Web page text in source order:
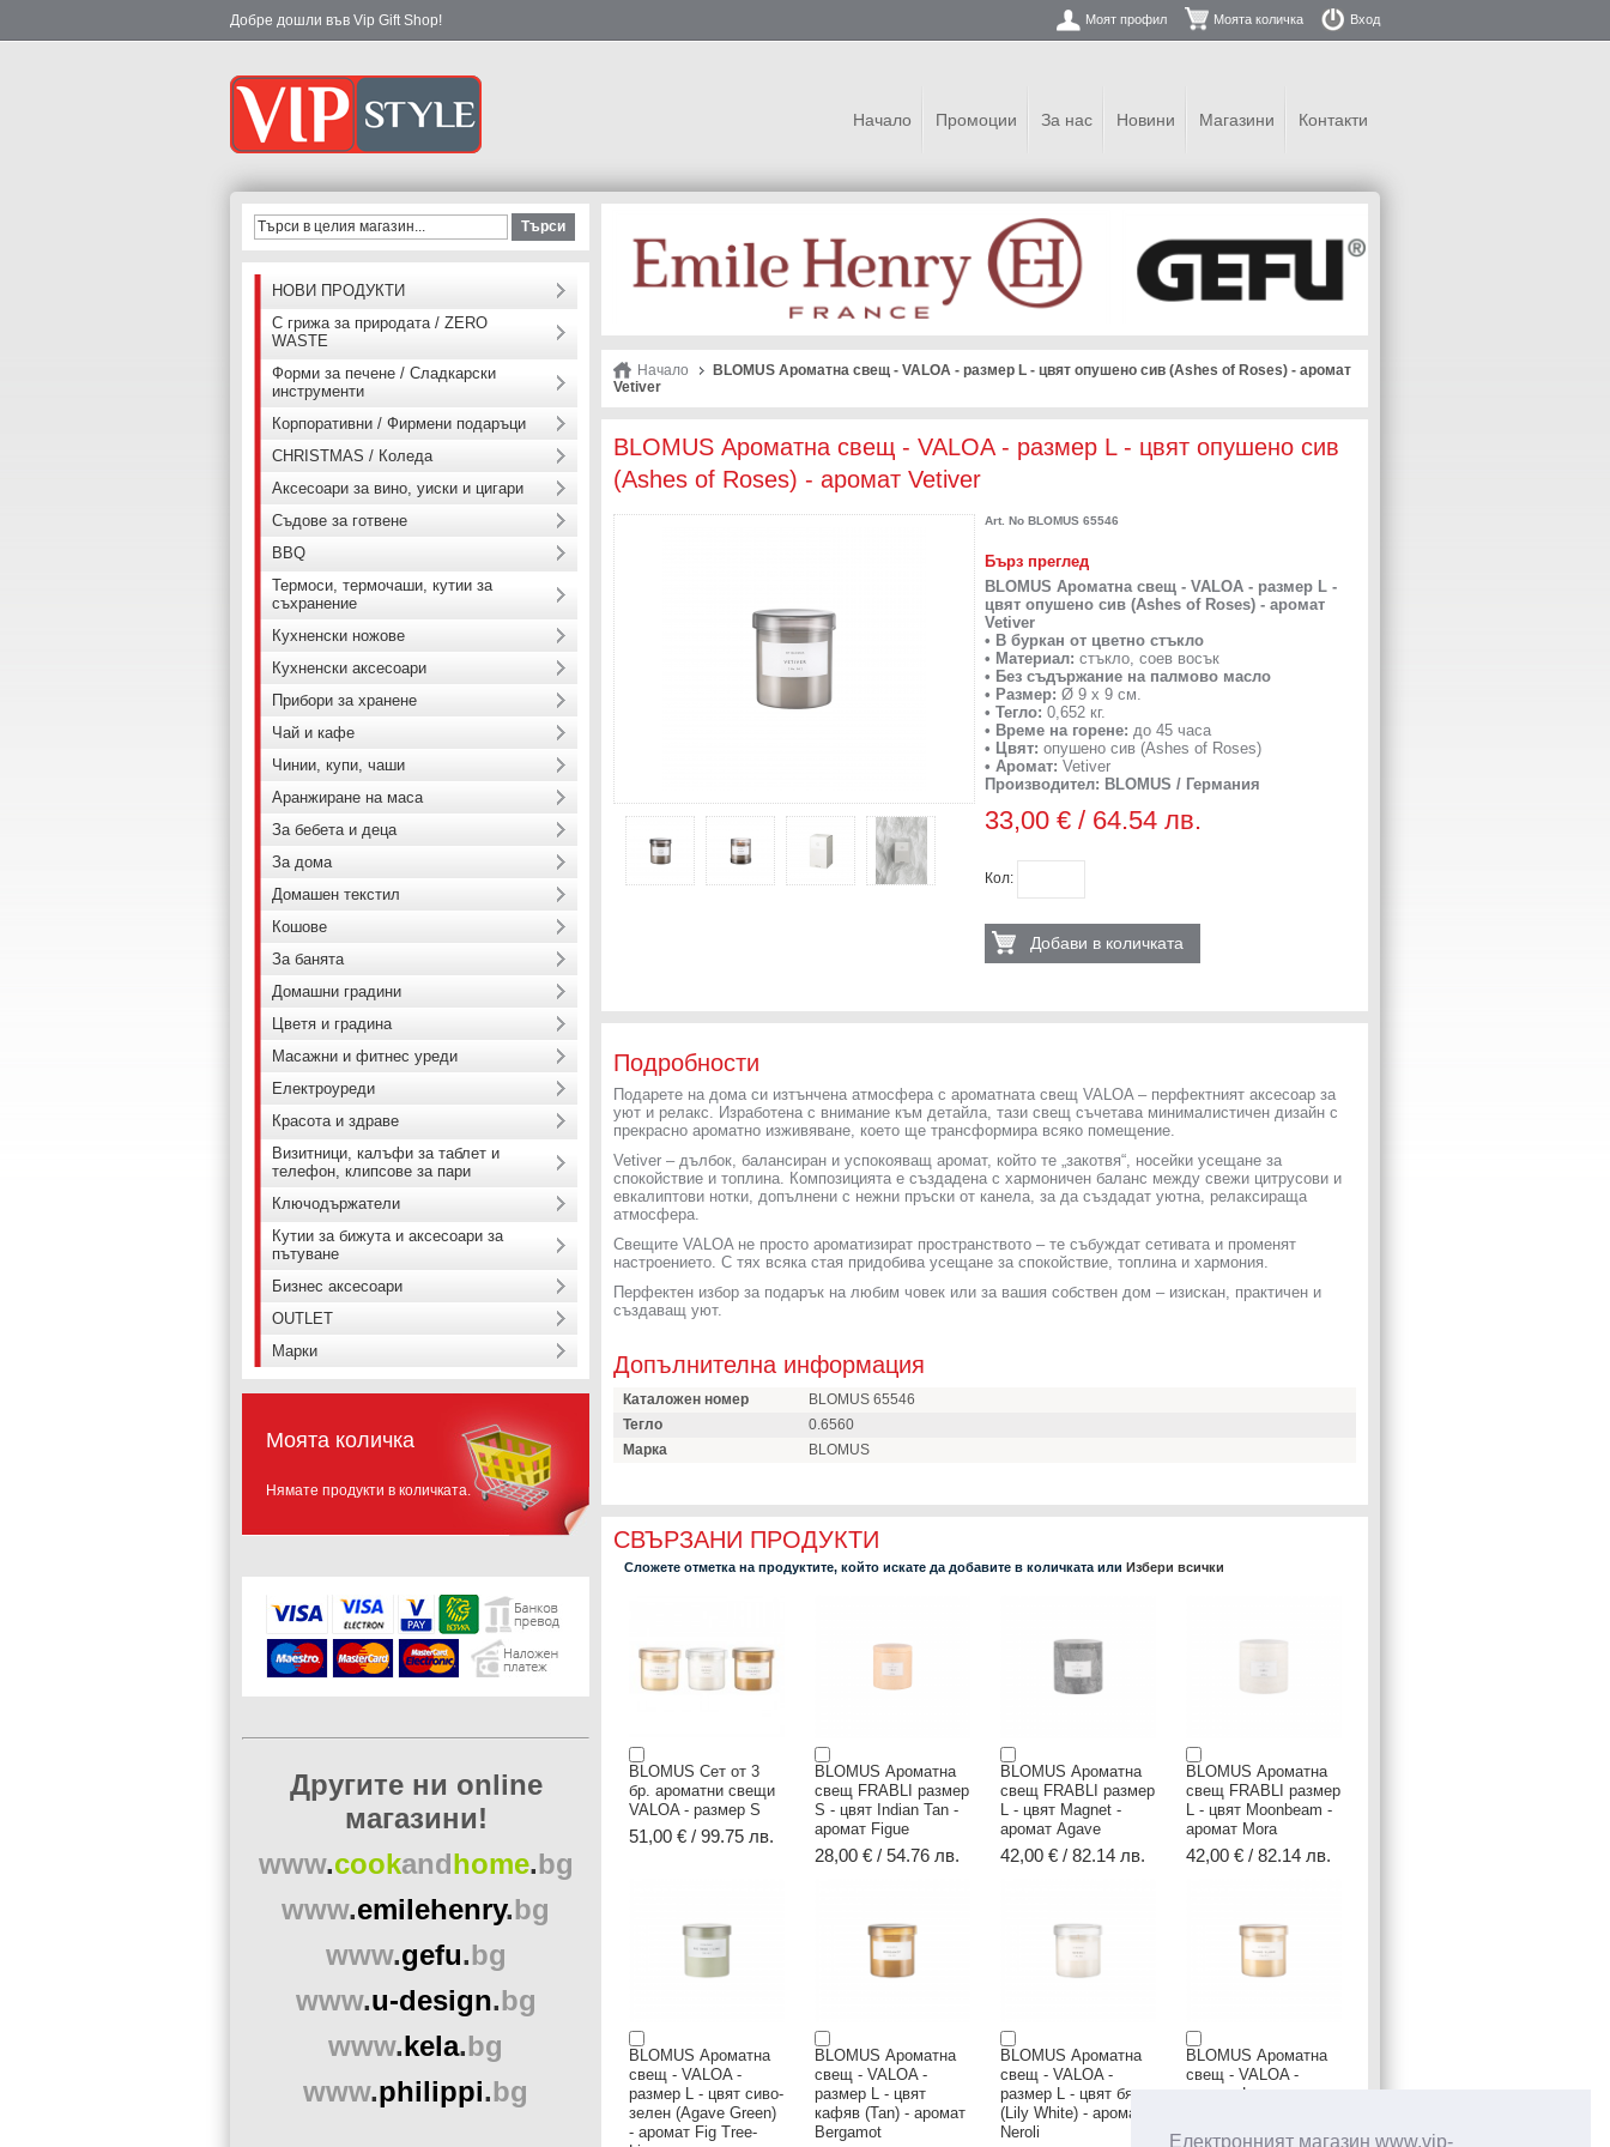
Електронният магазин www.vip-
Добре дошли във Vip Gift Shop! Моят профил Моята количка Вход
Начало Промоции За нас Новини Магазини Контакти
Начало
BLOMUS Ароматна свещ - VALOA - размер L - цвят опушено сив (Ashes of Roses) - аромат
Vetiver
BLOMUS Ароматна свещ - VALOA - размер L - цвят опушено сив
(Ashes of Roses) - аромат Vetiver
Art. No BLOMUS 65546
Бърз преглед
BLOMUS Ароматна свещ - VALOA - размер L -
цвят опушено сив (Ashes of Roses) - аромат
Vetiver
• В буркан от цветно стъкло
• Материал: стъкло, соев восък
• Без съдържание на палмово масло
• Размер: Ø 9 х 9 см.
• Тегло: 0,652 кг.
• Време на горене: до 45 часа
• Цвят: опушено сив (Ashes of Roses)
• Аромат: Vetiver
Производител: BLOMUS / Германия
33,00 € / 64.54 лв.
Кол:
Добави в количката
Подробности
Подарете на дома си изтънчена атмосфера с ароматната свещ VALOA – перфектният аксесоар за
уют и релакс. Изработена с внимание към детайла, тази свещ съчетава минималистичен дизайн с
прекрасно ароматно изживяване, което ще трансформира всяко помещение.
Vetiver – дълбок, балансиран и успокояващ аромат, който те „закотвя“, носейки усещане за
спокойствие и топлина. Композицията е създадена с хармоничен баланс между свежи цитрусови и
евкалиптови нотки, допълнени с нежни пръски от канела, за да създадат уютна, релаксираща
атмосфера.
Свещите VALOA не просто ароматизират пространството – те събуждат сетивата и променят
настроението. С тях всяка стая придобива усещане за спокойствие, топлина и хармония.
Перфектен избор за подарък на любим човек или за вашия собствен дом – изискан, практичен и
създаващ уют.
Допълнителна информация
Каталожен номер
BLOMUS 65546
Тегло
0.6560
Марка
BLOMUS
СВЪРЗАНИ ПРОДУКТИ
Сложете отметка на продуктите, който искате да добавите в количката или Избери всички
BLOMUS Сет от 3
бр. ароматни свещи
VALOA - размер S
51,00 € / 99.75 лв.
BLOMUS Ароматна
свещ FRABLI размер
S - цвят Indian Tan -
аромат Figue
28,00 € / 54.76 лв.
BLOMUS Ароматна
свещ FRABLI размер
L - цвят Magnet -
аромат Agave
42,00 € / 82.14 лв.
BLOMUS Ароматна
свещ FRABLI размер
L - цвят Moonbeam -
аромат Mora
42,00 € / 82.14 лв.
BLOMUS Ароматна
свещ - VALOA -
размер L - цвят сиво-
зелен (Agave Green)
- аромат Fig Tree-
BLOMUS Ароматна
свещ - VALOA -
размер L - цвят
кафяв (Tan) - аромат
Bergamot
BLOMUS Ароматна
свещ - VALOA -
размер L - цвят бял
(Lily White) - аромат
Neroli
BLOMUS Ароматна
свещ - VALOA -
размер L - цвят
Търси
НОВИ ПРОДУКТИ
С грижа за природата / ZERO
WASTE
Форми за печене / Сладкарски
инструменти
Корпоративни / Фирмени подаръци
CHRISTMAS / Коледа
Аксесоари за вино, уиски и цигари
Съдове за готвене
BBQ
Термоси, термочаши, кутии за
съхранение
Кухненски ножове
Кухненски аксесоари
Прибори за хранене
Чай и кафе
Чинии, купи, чаши
Аранжиране на маса
За бебета и деца
За дома
Домашен текстил
Кошове
За банята
Домашни градини
Цветя и градина
Масажни и фитнес уреди
Електроуреди
Красота и здраве
Визитници, калъфи за таблет и
телефон, клипсове за пари
Ключодържатели
Кутии за бижута и аксесоари за
пътуване
Бизнес аксесоари
OUTLET
Марки
Моята количка
Нямате продукти в количката.
Другите ни online
магазини!
www.cookandhome.bg
www.emilehenry.bg
www.gefu.bg
www.u-design.bg
www.kela.bg
www.philippi.bg